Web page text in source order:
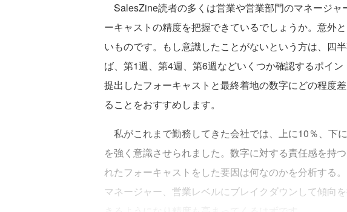
SalesZine読者の多くは営業や営業部門のマネージャ
ーキャストの精度を把握できているでしょうか。意外
いものです。もし意識したことがないという方は、四
ば、第1週、第4週、第6週などいくつか確認するポイ
提出したフォーキャストと最終着地の数字にどの程度
ることをおすすめします。
私がこれまで勤務してきた会社では、上に10％、下
を強く意識させられました。数字に対する責任感を持
れたフォーキャストをした要因は何なのかを分析する
マネージャー、営業レベルにブレイクダウンして傾向